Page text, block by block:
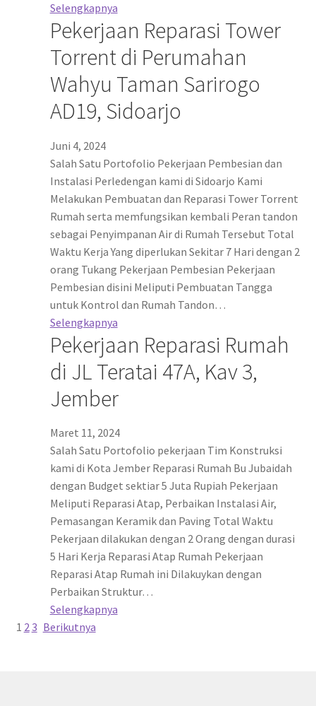
Selengkapnya
Pekerjaan Reparasi Tower
Torrent di Perumahan
Wahyu Taman Sarirogo
AD19, Sidoarjo
Juni 4, 2024
Salah Satu Portofolio Pekerjaan Pembesian dan
Instalasi Perledengan kami di Sidoarjo Kami
Melakukan Pembuatan dan Reparasi Tower Torrent
Rumah serta memfungsikan kembali Peran tandon
sebagai Penyimpanan Air di Rumah Tersebut Total
Waktu Kerja Yang diperlukan Sekitar 7 Hari dengan 2
orang Tukang Pekerjaan Pembesian Pekerjaan
Pembesian disini Meliputi Pembuatan Tangga
untuk Kontrol dan Rumah Tandon…
Selengkapnya
Pekerjaan Reparasi Rumah
di JL Teratai 47A, Kav 3,
Jember
Maret 11, 2024
Salah Satu Portofolio pekerjaan Tim Konstruksi
kami di Kota Jember Reparasi Rumah Bu Jubaidah
dengan Budget sektiar 5 Juta Rupiah Pekerjaan
Meliputi Reparasi Atap, Perbaikan Instalasi Air,
Pemasangan Keramik dan Paving Total Waktu
Pekerjaan dilakukan dengan 2 Orang dengan durasi
5 Hari Kerja Reparasi Atap Rumah Pekerjaan
Reparasi Atap Rumah ini Dilakuykan dengan
Perbaikan Struktur…
Selengkapnya
1 2 3 Berikutnya